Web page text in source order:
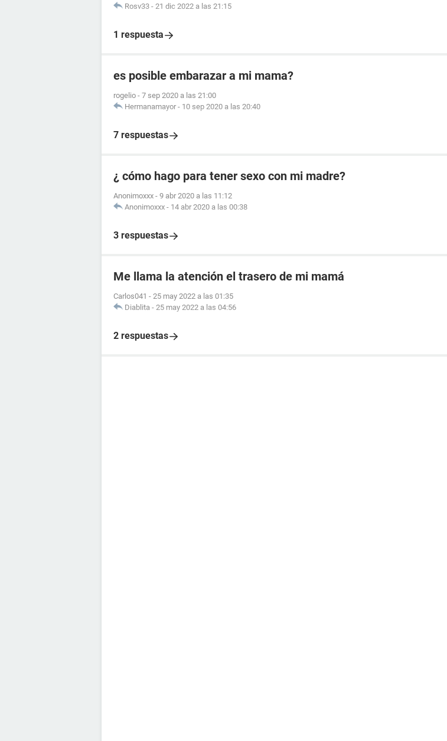
Rosv33 - 21 dic 2022 a las 21:15
1 respuesta
es posible embarazar a mi mama?
rogelio - 7 sep 2020 a las 21:00
Hermanamayor - 10 sep 2020 a las 20:40
7 respuestas
¿ cómo hago para tener sexo con mi madre?
Anonimoxxx - 9 abr 2020 a las 11:12
Anonimoxxx - 14 abr 2020 a las 00:38
3 respuestas
Me llama la atención el trasero de mi mamá
Carlos041 - 25 may 2022 a las 01:35
Diablita - 25 may 2022 a las 04:56
2 respuestas